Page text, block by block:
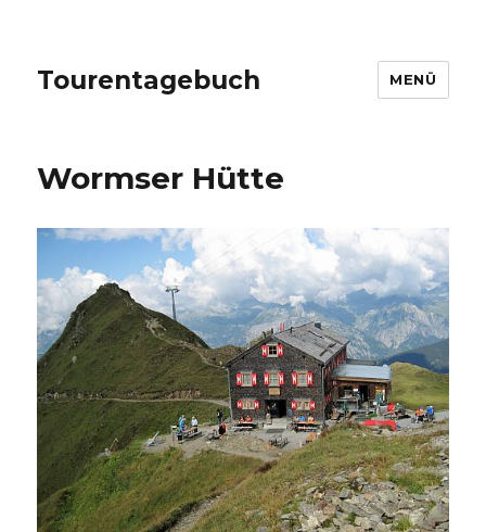
Tourentagebuch MENÜ
Wormser Hütte